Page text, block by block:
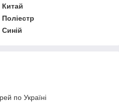
Китай
Поліестр
Синій
по Україні